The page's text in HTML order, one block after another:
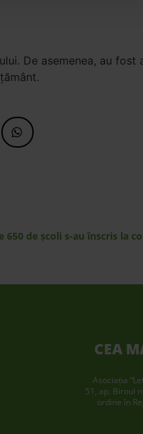
De asemenea, au fost
650 de școli s-au înscris la
CEA
Asociaţia
51, ap. Biroul
ordine în